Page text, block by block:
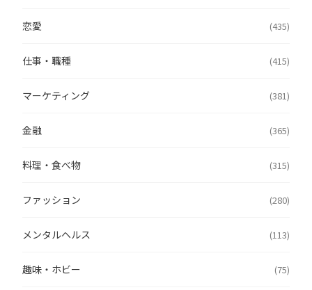
恋愛 (435)
仕事・職種 (415)
マーケティング (381)
金融 (365)
料理・食べ物 (315)
ファッション (280)
メンタルヘルス (113)
趣味・ホビー (75)